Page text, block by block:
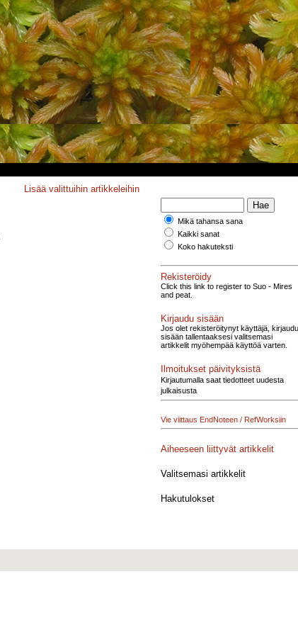
Lisää valittuihin artikkeleihin
Mikä tahansa sana
Kaikki sanat
Koko hakuteksti
Rekisteröidy
Click this link to register to Suo - Mires
and peat.
Kirjaudu sisään
Jos olet rekisteröitynyt käyttäjä, kirjaudu
sisään tallentaaksesi valitsemasi
artikkelit myöhempää käyttöä varten.
Ilmoitukset päivityksistä
Kirjautumalla saat tiedotteet uudesta
julkaisusta
Vie viittaus EndNoteen / RefWorksiin
Aiheeseen liittyvät artikkelit
Valitsemasi artikkelit
Hakutulokset